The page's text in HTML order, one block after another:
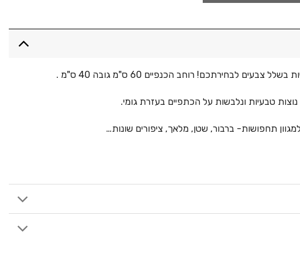
צבעים לבחירתכם! רוחב הכנפיים 60 ס"מ גובה 40 ס"מ .
טבעיות ונלבשות על הכתפיים בעזרת גומי.
תחפושות- ברבור, שטן, מלאך, ציפורים שונות…